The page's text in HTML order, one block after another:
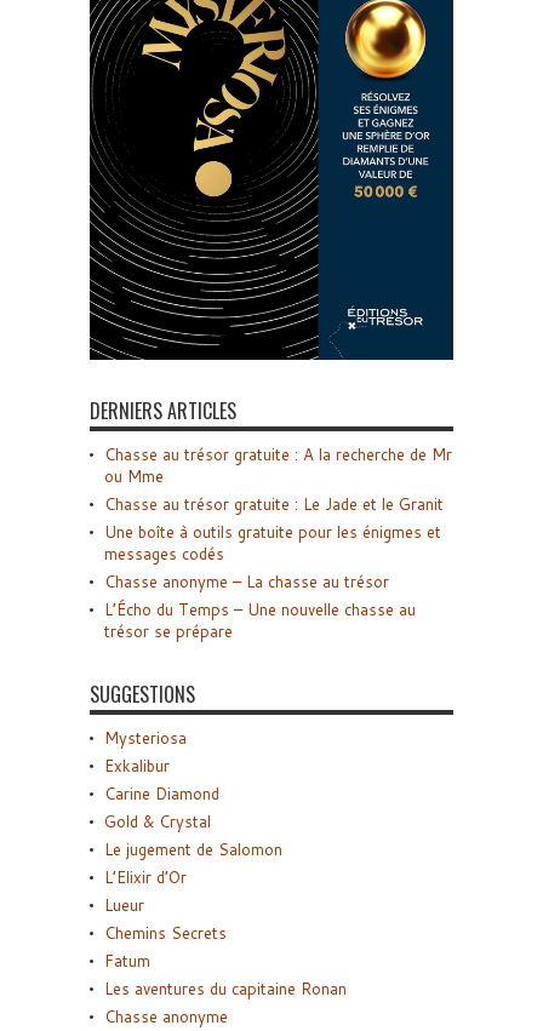
DERNIERS ARTICLES
Chasse au trésor gratuite : A la recherche de Mr
ou Mme
Chasse au trésor gratuite : Le Jade et le Granit
Une boîte à outils gratuite pour les énigmes et
messages codés
Chasse anonyme – La chasse au trésor
L’Écho du Temps – Une nouvelle chasse au
trésor se prépare
SUGGESTIONS
Mysteriosa
Exkalibur
Carine Diamond
Gold & Crystal
Le jugement de Salomon
L’Elixir d’Or
Lueur
Chemins Secrets
Fatum
Les aventures du capitaine Ronan
Chasse anonyme